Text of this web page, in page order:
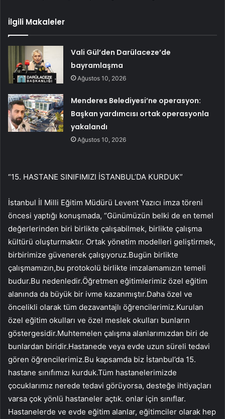
İlgili Makaleler
Vali Gül’den Darülaceze’de
bayramlaşma
Ağustos 10, 2026
Menderes Belediyesi’ne operasyon:
Başkan yardımcısı ortak operasyonla
yakalandı
Ağustos 10, 2026
“15. HASTANE SINIFIMIZI İSTANBUL’DA KURDUK”
İstanbul İl Milli Eğitim Müdürü Levent Yazıcı imza töreni
öncesi yaptığı konuşmada, “Günümüzün belki de en temel
değerlerinden biri birlikte çalışabilmek, birlikte çalışma
kültürü oluşturmaktır. Ortak yönetim modelleri geliştirmek,
birbirimize güvenerek çalışıyoruz.Bugün birlikte
çalışmamızın,bu protokolü birlikte imzalamamızın temeli
budur.Bu nedenledir.Öğretmen eğitimlerimiz özel eğitim
alanında da büyük bir ivme kazanmıştır.Daha özel ve
öncelikli olarak tüm dezavantajlı öğrencilerimiz.Kurulan
özel eğitim okulları ve özel meslek okulları bunların
göstergesidir.Muhtemelen çalışma alanlarımızdan biri de
bunlardan biridir.Hastanede veya evde uzun süreli tedavi
gören öğrencilerimiz.Bu kapsamda biz İstanbul’da 15.
hastane sınıfımızı kurduk.Tüm hastanelerimizde
çocuklarımız nerede tedavi görüyorsa, desteğe ihtiyaçları
varsa çok yönlü hastaneler açtık. onlar için sınıflar.
Hastanelerde ve evde eğitim alanlar, eğitimciler olarak hep